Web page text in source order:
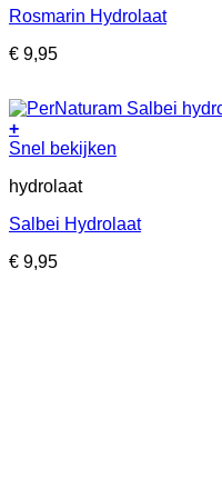
variaties.
optie
gekozen
worden
op
de
productpagina
Rosmarin Hydrolaat
€ 9,95
+
Dit
heeft
variaties.
optie
Snel bekijken
hydrolaat
Salbei Hydrolaat
€ 9,95